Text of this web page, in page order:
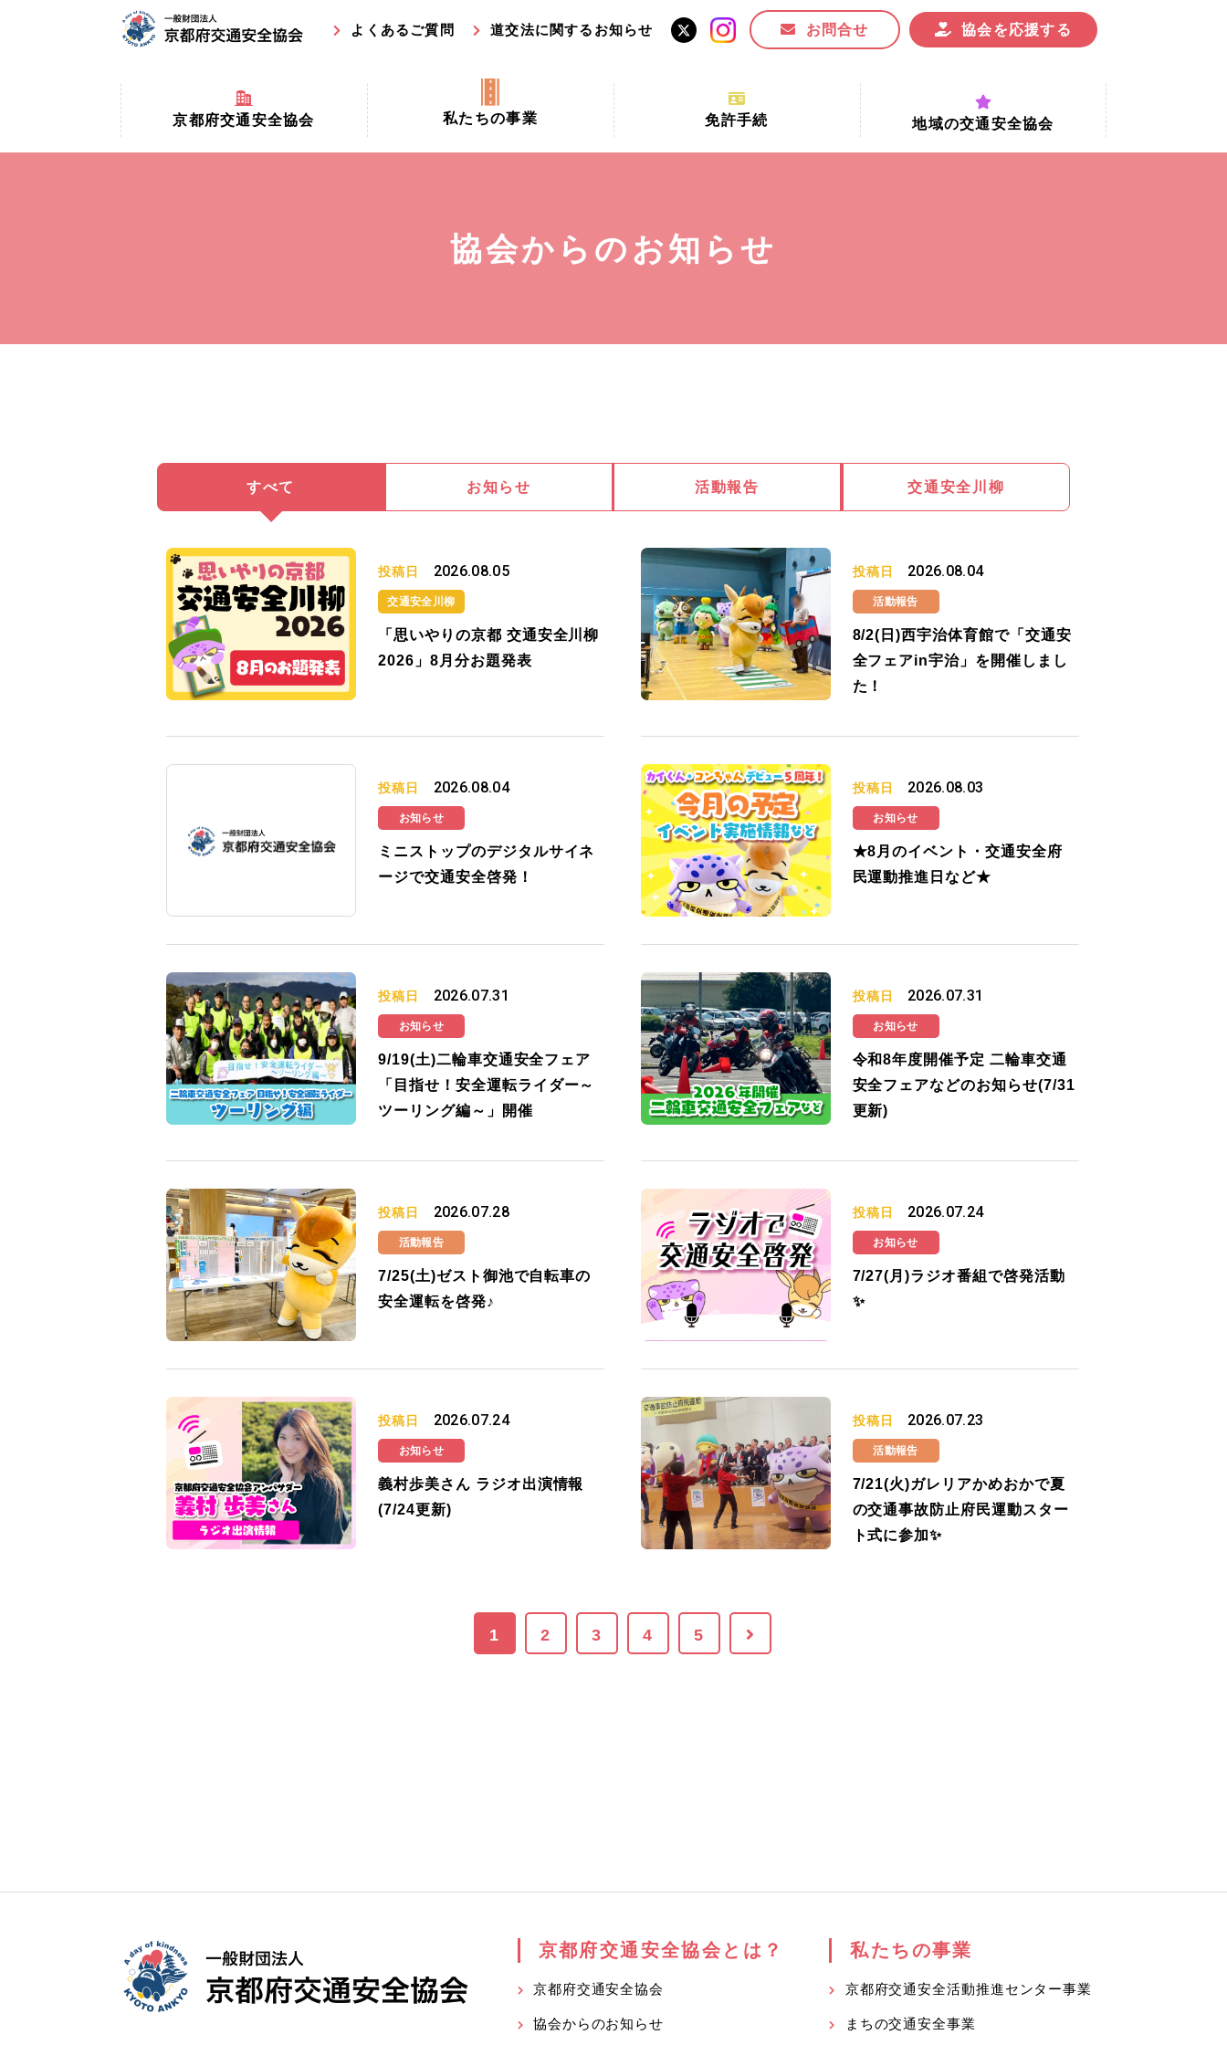
よくあるご質問 道交法に関するお知らせ お問合せ 協会を応援する
京都府交通安全協会
京都府交通安全協会とは？
私たちの事業
京都府交通安全活動推進センター事業
交通安全協力金の活用事業
免許手続
手続場所の対象者及び受付時間
講習時間
地域の交通安全協会
協会からのお知らせ
すべて お知らせ 活動報告 交通安全川柳
投稿日 2026.08.05
交通安全川柳
「思いやりの京都 交通安全川柳
2026」8月分お題発表
投稿日 2026.08.04
活動報告
8/2(日)西宇治体育館で「交通安
全フェアin宇治」を開催しまし
た！
投稿日 2026.08.04
お知らせ
ミニストップのデジタルサイネ
ージで交通安全啓発！
投稿日 2026.08.03
お知らせ
★8月のイベント・交通安全府
民運動推進日など★
投稿日 2026.07.31
お知らせ
9/19(土)二輪車交通安全フェア
「目指せ！安全運転ライダー～
ツーリング編～」開催
投稿日 2026.07.31
お知らせ
令和8年度開催予定 二輪車交通
安全フェアなどのお知らせ(7/31
更新)
投稿日 2026.07.28
活動報告
7/25(土)ゼスト御池で自転車の
安全運転を啓発♪
投稿日 2026.07.24
お知らせ
7/27(月)ラジオ番組で啓発活動
✨
投稿日 2026.07.24
お知らせ
義村歩美さん ラジオ出演情報
(7/24更新)
投稿日 2026.07.23
活動報告
7/21(火)ガレリアかめおかで夏
の交通事故防止府民運動スター
ト式に参加✨
1 2 3 4 5
京都府交通安全協会とは？
京都府交通安全協会
協会からのお知らせ
私たちの事業
京都府交通安全活動推進センター事業
まちの交通安全事業